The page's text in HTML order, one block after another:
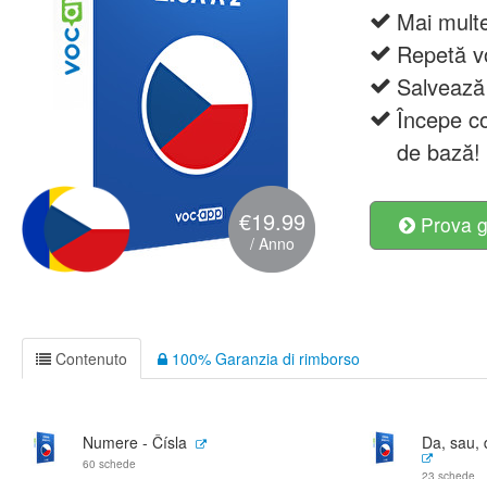
€19.99
/ Anno
Mai
Repetă
Începe
de bază!
Prova
Contenuto 100% Garanzia di rimborso
Numere - Čísla
60 schede
Da, sau,
23 schede